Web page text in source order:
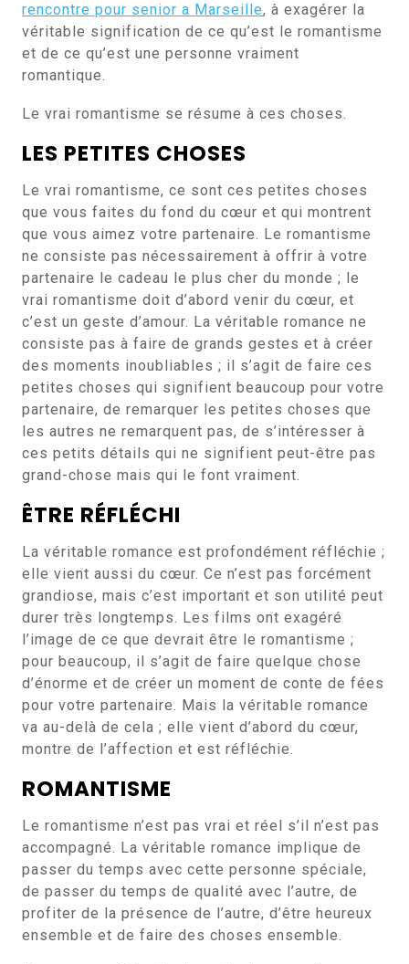
rencontre pour senior a Marseille, à exagérer la
véritable signification de ce qu’est le romantisme
et de ce qu’est une personne vraiment
romantique.
Le vrai romantisme se résume à ces choses.
LES PETITES CHOSES
Le vrai romantisme, ce sont ces petites choses
que vous faites du fond du cœur et qui montrent
que vous aimez votre partenaire. Le romantisme
ne consiste pas nécessairement à offrir à votre
partenaire le cadeau le plus cher du monde ; le
vrai romantisme doit d’abord venir du cœur, et
c’est un geste d’amour. La véritable romance ne
consiste pas à faire de grands gestes et à créer
des moments inoubliables ; il s’agit de faire ces
petites choses qui signifient beaucoup pour votre
partenaire, de remarquer les petites choses que
les autres ne remarquent pas, de s’intéresser à
ces petits détails qui ne signifient peut-être pas
grand-chose mais qui le font vraiment.
ÊTRE RÉFLÉCHI
La véritable romance est profondément réfléchie ;
elle vient aussi du cœur. Ce n’est pas forcément
grandiose, mais c’est important et son utilité peut
durer très longtemps. Les films ont exagéré
l’image de ce que devrait être le romantisme ;
pour beaucoup, il s’agit de faire quelque chose
d’énorme et de créer un moment de conte de fées
pour votre partenaire. Mais la véritable romance
va au-delà de cela ; elle vient d’abord du cœur,
montre de l’affection et est réfléchie.
ROMANTISME
Le romantisme n’est pas vrai et réel s’il n’est pas
accompagné. La véritable romance implique de
passer du temps avec cette personne spéciale,
de passer du temps de qualité avec l’autre, de
profiter de la présence de l’autre, d’être heureux
ensemble et de faire des choses ensemble.